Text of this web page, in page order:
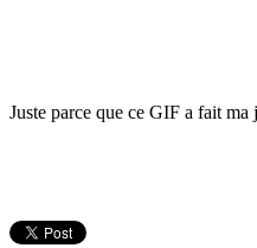
Juste parce que ce GIF a fait